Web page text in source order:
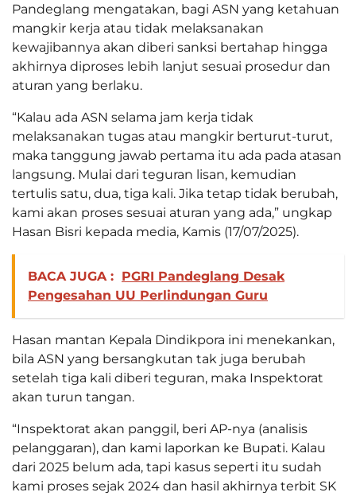
Pandeglang mengatakan, bagi ASN yang ketahuan
mangkir kerja atau tidak melaksanakan
kewajibannya akan diberi sanksi bertahap hingga
akhirnya diproses lebih lanjut sesuai prosedur dan
aturan yang berlaku.
“Kalau ada ASN selama jam kerja tidak
melaksanakan tugas atau mangkir berturut-turut,
maka tanggung jawab pertama itu ada pada atasan
langsung. Mulai dari teguran lisan, kemudian
tertulis satu, dua, tiga kali. Jika tetap tidak berubah,
kami akan proses sesuai aturan yang ada,” ungkap
Hasan Bisri kepada media, Kamis (17/07/2025).
BACA JUGA : PGRI Pandeglang Desak
Pengesahan UU Perlindungan Guru
Hasan mantan Kepala Dindikpora ini menekankan,
bila ASN yang bersangkutan tak juga berubah
setelah tiga kali diberi teguran, maka Inspektorat
akan turun tangan.
“Inspektorat akan panggil, beri AP-nya (analisis
pelanggaran), dan kami laporkan ke Bupati. Kalau
dari 2025 belum ada, tapi kasus seperti itu sudah
kami proses sejak 2024 dan hasil akhirnya terbit SK